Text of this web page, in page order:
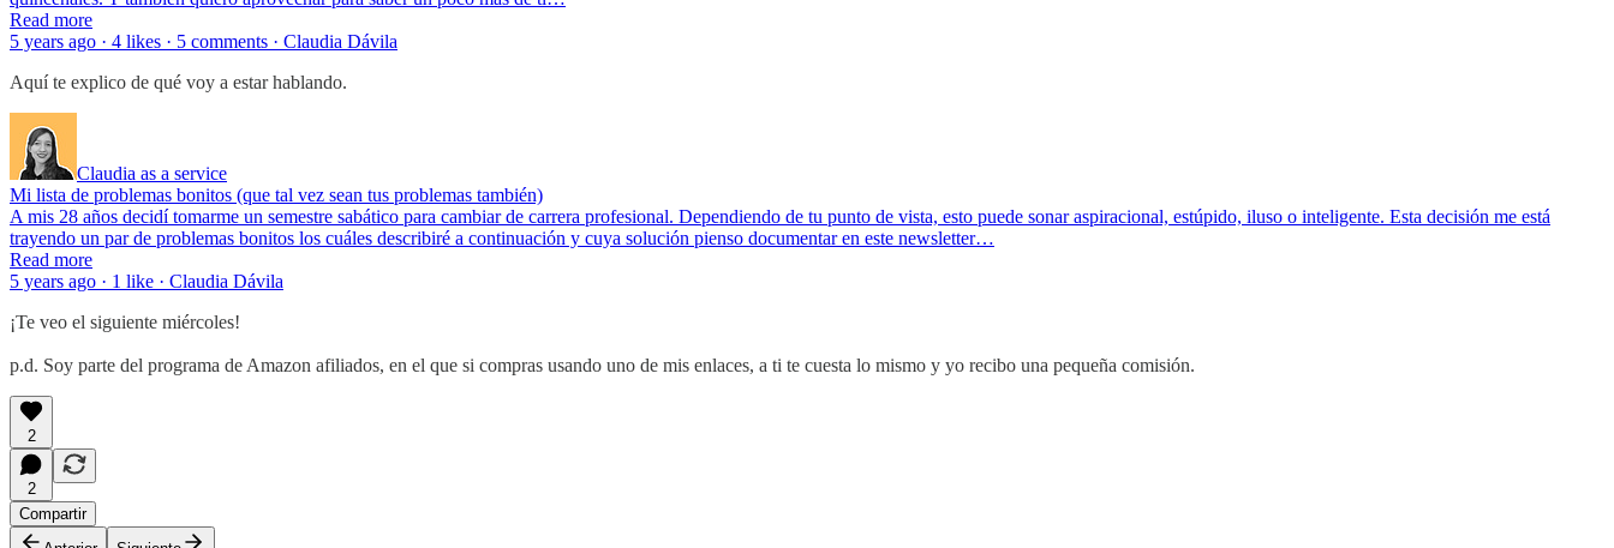
Read more
5 years ago · 4 likes · 5 comments · Claudia Dávila
Aquí te explico de qué voy a estar hablando.
Claudia as a service
Mi lista de problemas bonitos (que tal vez sean tus problemas también)
A mis 28 años decidí tomarme un semestre sabático para cambiar de carrera profesional. Dependiendo de tu punto de vista, esto puede sonar aspiracional, estúpido, iluso o inteligente. Esta decisión me está
trayendo un par de problemas bonitos los cuáles describiré a continuación y cuya solución pienso documentar en este newsletter…
Read more
5 years ago · 1 like · Claudia Dávila
¡Te veo el siguiente miércoles!
p.d. Soy parte del programa de Amazon afiliados, en el que si compras usando uno de mis enlaces, a ti te cuesta lo mismo y yo recibo una pequeña comisión.
2
2
Compartir